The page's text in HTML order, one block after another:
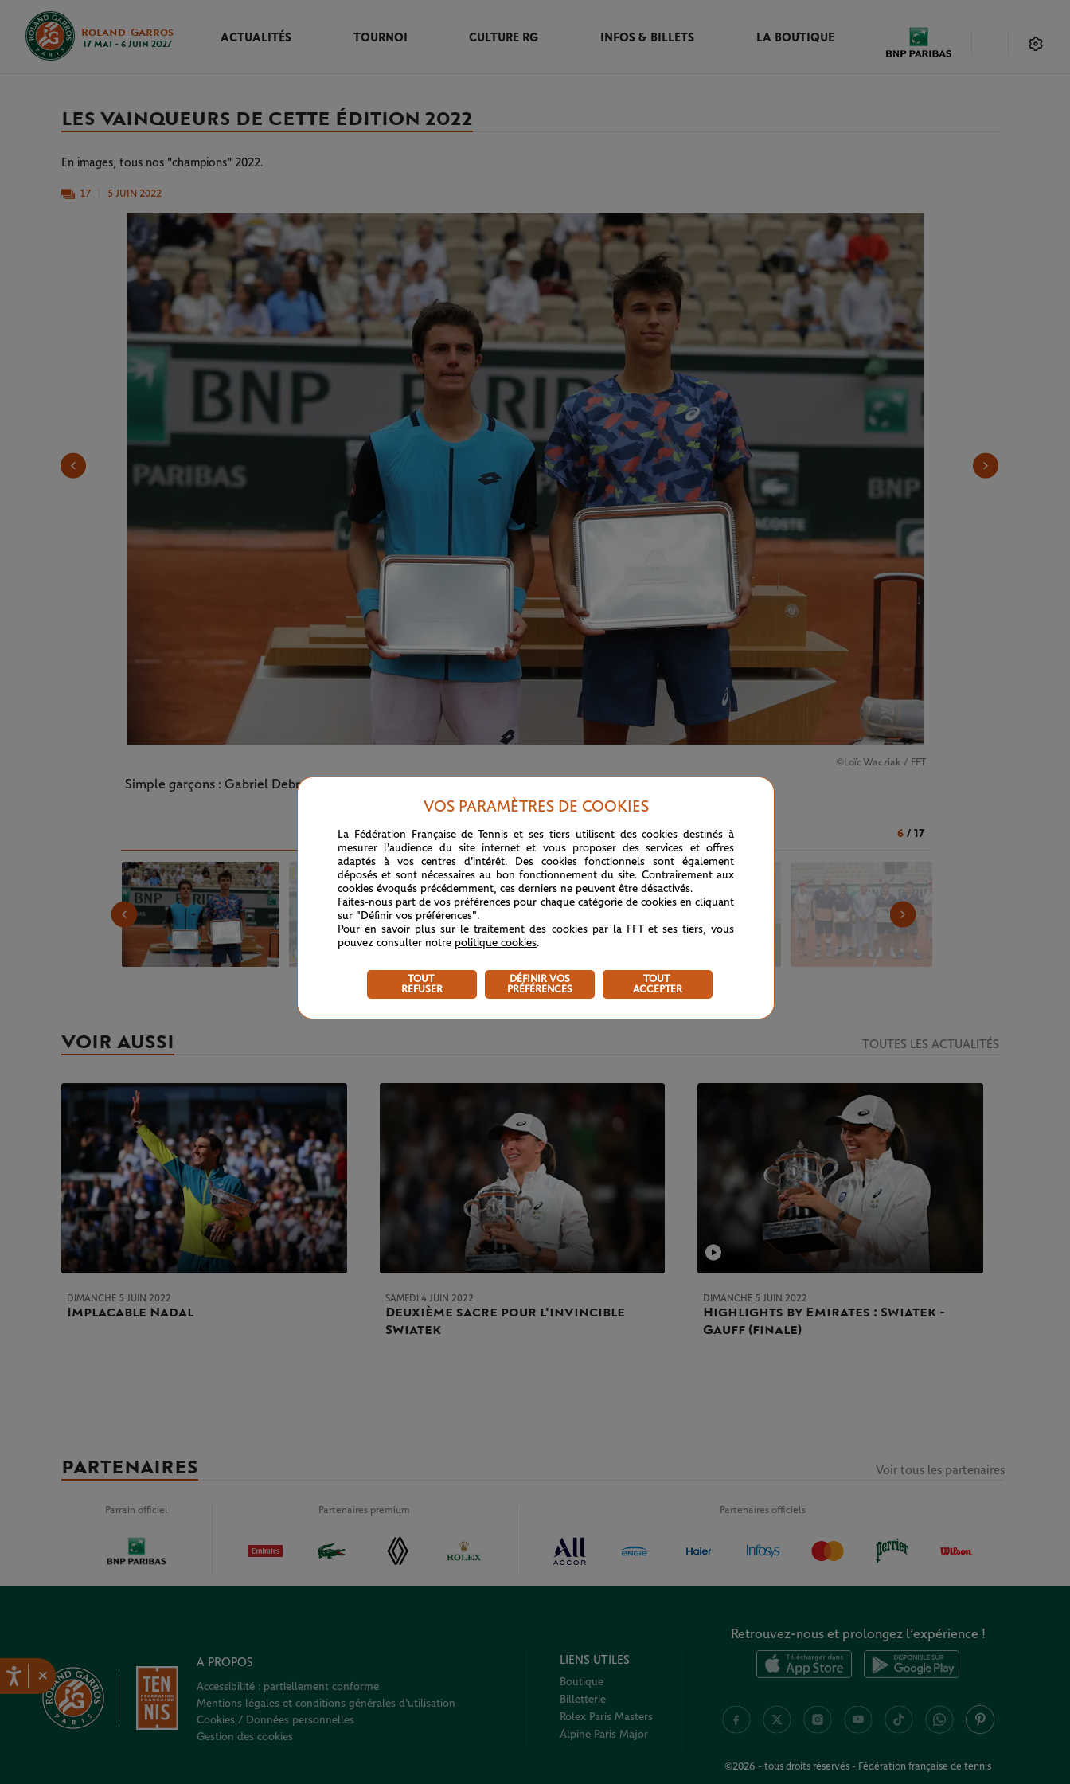
×
Roland-Garros
17 Mai - 6 Juin 2027
ACTUALITÉS TOURNOI CULTURE RG INFOS & BILLETS LA BOUTIQUE
LES VAINQUEURS DE CETTE ÉDITION 2022
En images, tous nos "champions" 2022.
17 5 JUIN 2022
©Loïc Wacziak / FFT
Simple garçons : Gabriel Debru (vainqueur, à droite), Gilles Arnaud Bailly (finaliste, à gauche)
6/ 17
VOIR AUSSI TOUTES LES ACTUALITÉS
DIMANCHE 5 JUIN 2022
Implacable Nadal
SAMEDI 4 JUIN 2022
Deuxième sacre pour l'invincible
Swiatek
DIMANCHE 5 JUIN 2022
Highlights by Emirates : Swiatek -
Gauff (finale)
PARTENAIRES
Parrain officiel Partenaires premium Partenaires officiels
Voir tous les partenaires
A PROPOS
Accessibilité : partiellement conforme
Mentions légales et conditions générales d'utilisation
Cookies / Données personnelles
Gestion des cookies
LIENS UTILES
Boutique
Billetterie
Rolex Paris Masters
Alpine Paris Major
Retrouvez-nous et prolongez l’expérience !
©2026 - tous droits réservés - Fédération française de tennis
VOS PARAMÈTRES DE COOKIES
La Fédération Française de Tennis et ses tiers utilisent des cookies destinés à
mesurer l'audience du site internet et vous proposer des services et offres
adaptés à vos centres d'intérêt. Des cookies fonctionnels sont également
déposés et sont nécessaires au bon fonctionnement du site. Contrairement aux
cookies évoqués précédemment, ces derniers ne peuvent être désactivés.
Faites-nous part de vos préférences pour chaque catégorie de cookies en cliquant
sur "Définir vos préférences".
Pour en savoir plus sur le traitement des cookies par la FFT et ses tiers, vous
pouvez consulter notre politique cookies.
TOUT
REFUSER
DÉFINIR VOS
PRÉFÉRENCES
TOUT
ACCEPTER